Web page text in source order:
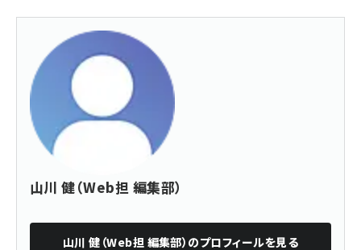
山川 健（Web担 編集部）
山川 健（Web担 編集部） のプロフィールを見る